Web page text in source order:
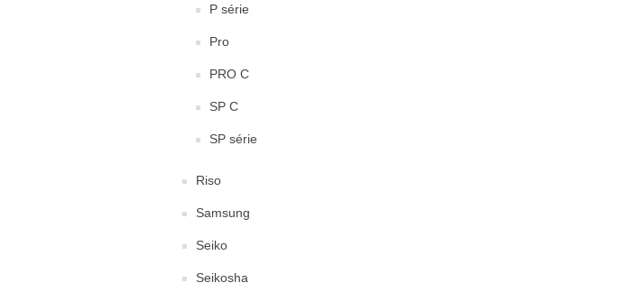
P série
Pro
PRO C
SP C
SP série
Riso
Samsung
Seiko
Seikosha